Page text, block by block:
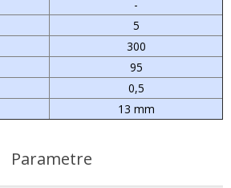
-
5
300
95
0,5
13 mm
Parametre